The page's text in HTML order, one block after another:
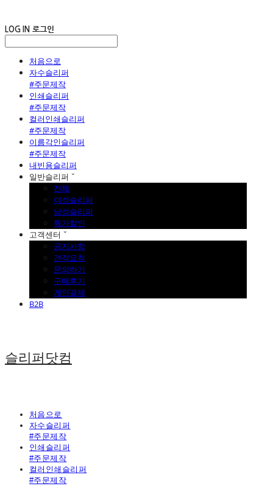
LOG IN 로그인
처음으로
자수슬리퍼
#주문제작
인쇄슬리퍼
#주문제작
컬러인쇄슬리퍼
#주문제작
이름각인슬리퍼
#주문제작
내빈용슬리퍼
일반슬리퍼 ˇ
전체
여성슬리퍼
남성슬리퍼
특가할인
고객센터 ˇ
공지사항
견적요청
문의하기
구매후기
개인결제
B2B
슬리퍼닷컴
처음으로
자수슬리퍼
#주문제작
인쇄슬리퍼
#주문제작
컬러인쇄슬리퍼
#주문제작